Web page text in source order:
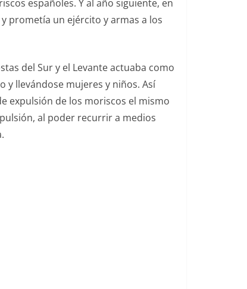
españoles. Y al año siguiente, en
prometía un ejército y armas a los
del Sur y el Levante actuaba como
y llevándose mujeres y niños. Así
expulsión de los moriscos el mismo
al poder recurrir a medios